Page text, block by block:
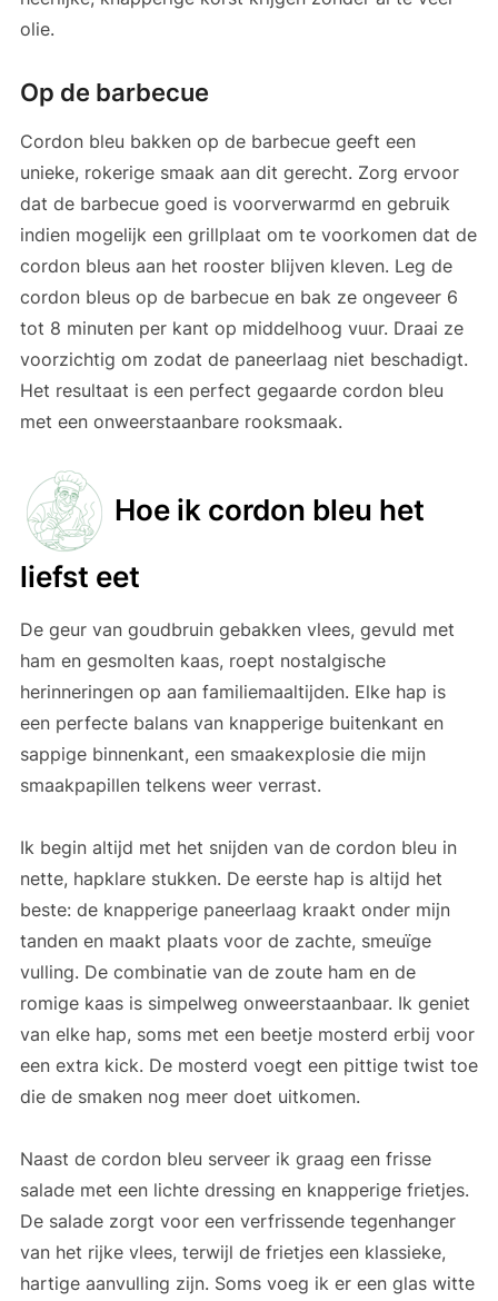
olie.
Op de barbecue
Cordon bleu bakken op de barbecue geeft een
unieke, rokerige smaak aan dit gerecht. Zorg ervoor
dat de barbecue goed is voorverwarmd en gebruik
indien mogelijk een grillplaat om te voorkomen dat de
cordon bleus aan het rooster blijven kleven. Leg de
cordon bleus op de barbecue en bak ze ongeveer 6
tot 8 minuten per kant op middelhoog vuur. Draai ze
voorzichtig om zodat de paneerlaag niet beschadigt.
Het resultaat is een perfect gegaarde cordon bleu
met een onweerstaanbare rooksmaak.
Hoe ik cordon bleu het
liefst eet
De geur van goudbruin gebakken vlees, gevuld met
ham en gesmolten kaas, roept nostalgische
herinneringen op aan familiemaaltijden. Elke hap is
een perfecte balans van knapperige buitenkant en
sappige binnenkant, een smaakexplosie die mijn
smaakpapillen telkens weer verrast.
Ik begin altijd met het snijden van de cordon bleu in
nette, hapklare stukken. De eerste hap is altijd het
beste: de knapperige paneerlaag kraakt onder mijn
tanden en maakt plaats voor de zachte, smeuïge
vulling. De combinatie van de zoute ham en de
romige kaas is simpelweg onweerstaanbaar. Ik geniet
van elke hap, soms met een beetje mosterd erbij voor
een extra kick. De mosterd voegt een pittige twist toe
die de smaken nog meer doet uitkomen.
Naast de cordon bleu serveer ik graag een frisse
salade met een lichte dressing en knapperige frietjes.
De salade zorgt voor een verfrissende tegenhanger
van het rijke vlees, terwijl de frietjes een klassieke,
hartige aanvulling zijn. Soms voeg ik er een glas witte